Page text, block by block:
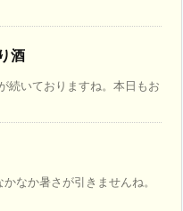
酒
続いておりますね。本日もお
なか暑さが引きませんね。